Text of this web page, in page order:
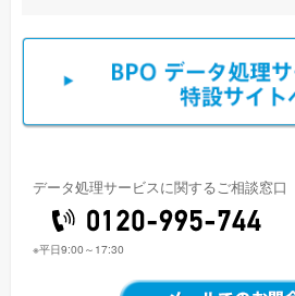
データ処理サービスに関するご相談窓口
※平日9:00～17:30